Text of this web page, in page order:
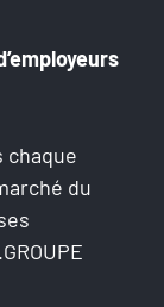
chaque
du